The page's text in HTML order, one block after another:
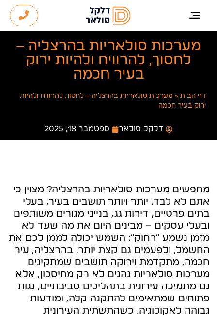
מערכות סולאריות בהרצליה –
לחסוך, להרוויח ולהיות ירוק
בעיר חכמה
דף הבית » מערכות סולאריות בהרצליה – לחסוך, להרוויח ולהיות
ירוק בעיר חכמה
דלקל סולאר ספטמבר 18, 2025
מחפשים מערכות סולאריות בהרצליה? מצוין כי
אתם לא לבד. יותר ויותר תושבים בעיר, בעלי
בתים פרטיים, דירות גג, בנייני מגורים משותפים
ובעלי עסקים – מבינים היום את מה שעד לא
מזמן נשמע "רחוק": השמש יכולה לממן לכם את
החשמל, ולפעמים גם קצת יותר. בהרצליה, עיר
חכמה, מתקדמת וירוקה תושבים שמתקינים
מערכות סולאריות נהנים לא רק מחיסכון, אלא
גם מתמיכה עירונית בתהליכים סביבתיים, גגות
פתוחים שמתאימים להתקנה קלה, ומודעות
גבוהה לאקולוגיה. כשהתשתית העירונית